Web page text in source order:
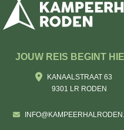
JOUW REIS BEGINT
KANAALSTRAAT 63
9301 LR RODEN